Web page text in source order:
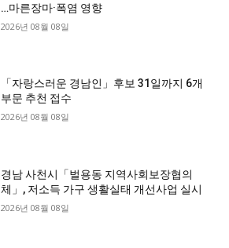
…마른장마·폭염 영향
2026년 08월 08일
「자랑스러운 경남인」후보 31일까지 6개
부문 추천 접수
2026년 08월 08일
경남 사천시「벌용동 지역사회보장협의
체」, 저소득 가구 생활실태 개선사업 실시
2026년 08월 08일